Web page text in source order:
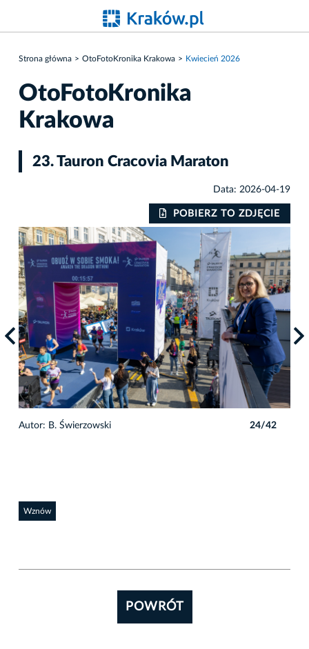
Strona główna OtoFotoKronika Krakowa Kwiecień 2026
OtoFotoKronika
Krakowa
23. Tauron Cracovia Maraton
Data: 2026-04-19
POBIERZ TO ZDJĘCIE
Autor: B. Świerzowski 24/42
Wznów
POWRÓT